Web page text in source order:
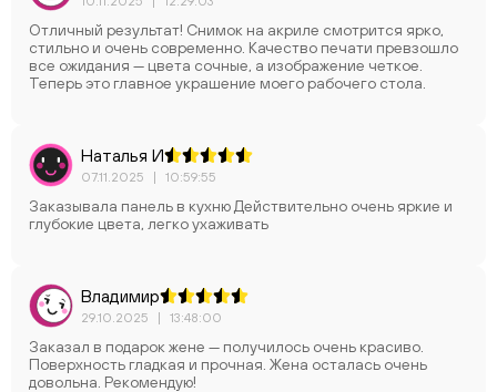
Отличный результат! Снимок на акриле смотрится ярко,
стильно и очень современно. Качество печати превзошло
все ожидания — цвета сочные, а изображение четкое.
Теперь это главное украшение моего рабочего стола.
Наталья И
07.11.2025 | 10:59:55
Заказывала панель в кухню Действительно очень яркие и
глубокие цвета, легко ухаживать
Владимир
29.10.2025 | 13:48:00
Заказал в подарок жене — получилось очень краcиво.
Поверхность гладкая и прочная. Жена осталась очень
довольна. Рекомендую!